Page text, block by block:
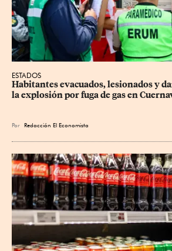
ESTADOS
Habitantes evacuados, lesionados y
la explosión por fuga de gas en
Por Redacción El Economista